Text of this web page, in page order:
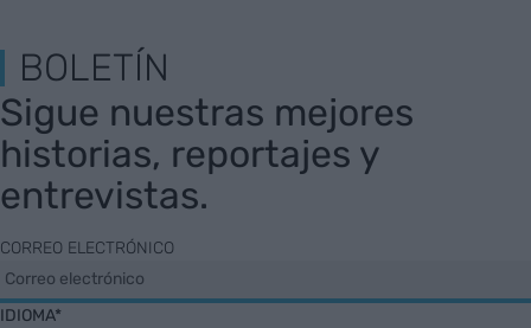
BOLETÍN
Sigue nuestras mejores
historias, reportajes y
entrevistas.
CORREO ELECTRÓNICO
IDIOMA*